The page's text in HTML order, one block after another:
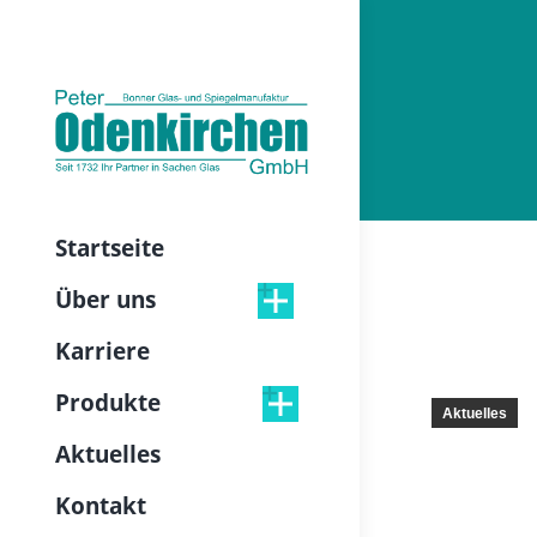
Startseite
Über uns
Karriere
Produkte
Aktuelles
Kontakt
Aktuelles